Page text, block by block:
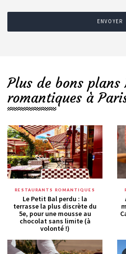
ENVOYER
Plus de bons plans
romantiques à
RESTAURANTS ROMANTIQUES
Le Petit Bal perdu : la
terrasse la plus discrète du
5e, pour une mousse au
chocolat sans limite (à
volonté !)